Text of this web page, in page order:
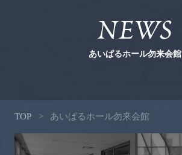
NEWS
あいぱるホール勿来会館
TOP > あいぱるホール勿来会館